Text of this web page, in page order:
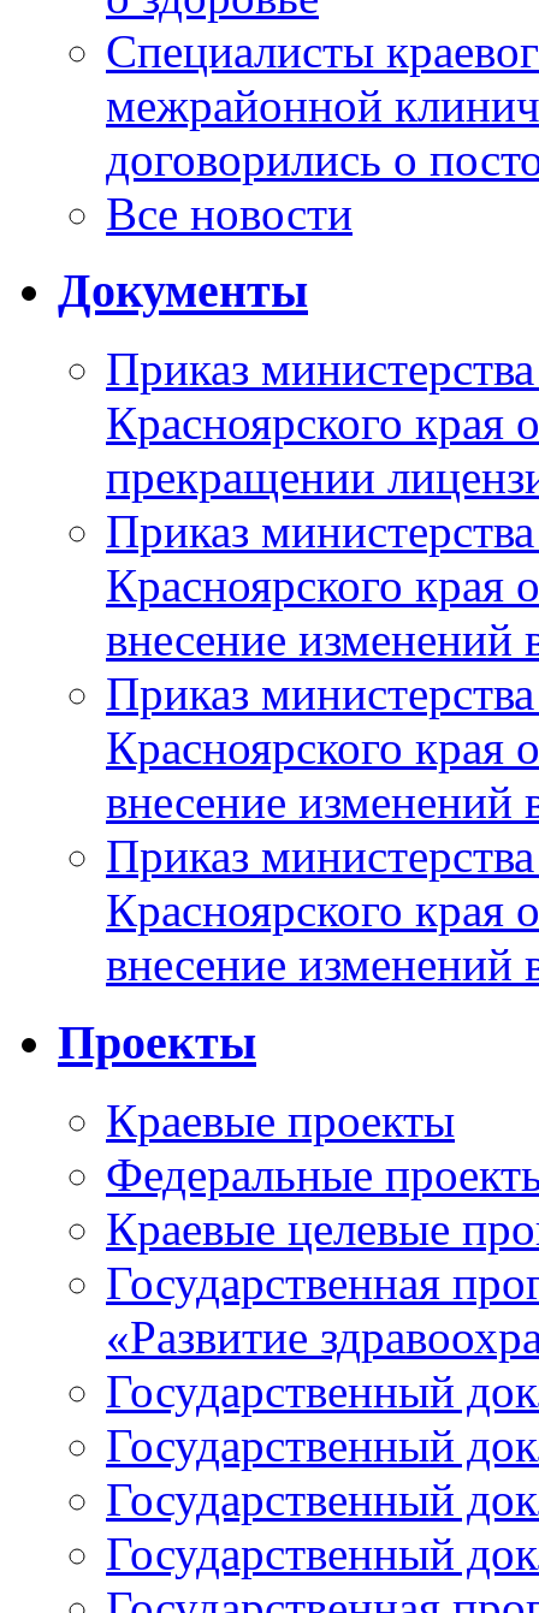
Специалисты
межрайонной
договорились о
Все новости
Документы
Приказ
Красноярского
прекращении
Приказ
Красноярского
внесение изменений
Приказ
Красноярского
внесение изменений
Приказ
Красноярского
внесение изменений
Проекты
Краевые проекты
Федеральные
Краевые целевые
Государственная
«Развитие
Государственный
Государственный
Государственный
Государственный